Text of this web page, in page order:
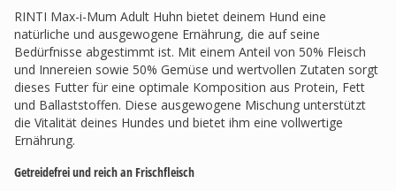
RINTI Max-i-Mum Adult Huhn bietet deinem Hund eine
natürliche und ausgewogene Ernährung, die auf seine
Bedürfnisse abgestimmt ist. Mit einem Anteil von 50% Fleisch
und Innereien sowie 50% Gemüse und wertvollen Zutaten sorgt
dieses Futter für eine optimale Komposition aus Protein, Fett
und Ballaststoffen. Diese ausgewogene Mischung unterstützt
die Vitalität deines Hundes und bietet ihm eine vollwertige
Ernährung.
Getreidefrei und reich an Frischfleisch